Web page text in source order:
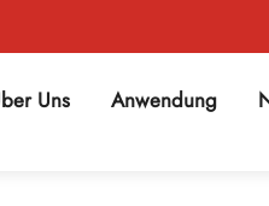
Uns Anwendung